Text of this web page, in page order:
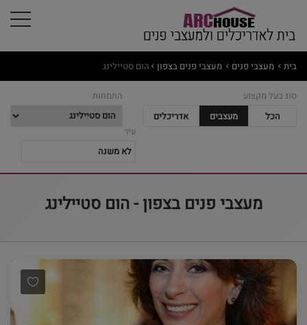
בית מעצבי פנים מעצבי פנים בצפון הום סטיילינג
סוג בעל מקצוע
הכל
מעצבים אדריכלים
התמחות
עיר
מעצבי פנים בצפון - הום סטיילינג